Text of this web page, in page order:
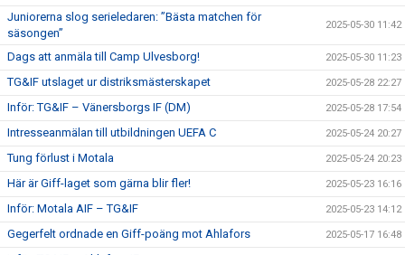
Juniorerna slog serieledaren: ”Bästa matchen för
säsongen”
2025-05-30 11:42
Dags att anmäla till Camp Ulvesborg! 2025-05-30 11:23
TG&IF utslaget ur distriksmästerskapet 2025-05-28 22:27
Inför: TG&IF – Vänersborgs IF (DM) 2025-05-28 17:54
Intresseanmälan till utbildningen UEFA C 2025-05-24 20:27
Tung förlust i Motala 2025-05-24 20:23
Här är Giff-laget som gärna blir fler! 2025-05-23 16:16
Inför: Motala AIF – TG&IF 2025-05-23 14:12
Gegerfelt ordnade en Giff-poäng mot Ahlafors 2025-05-17 16:48